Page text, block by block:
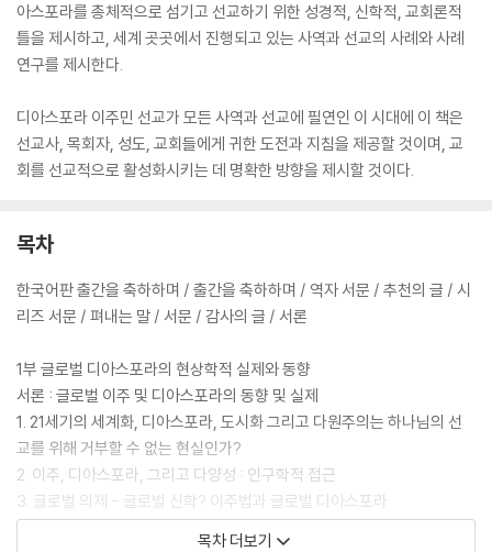
아스포라를 총체적으로 섬기고 선교하기 위한 성경적, 신학적, 교회론적
틀을 제시하고, 세계 곳곳에서 진행되고 있는 사역과 선교의 사례와 사례
연구를 제시한다.
디아스포라 이주민 선교가 모든 사역과 선교에 필연인 이 시대에 이 책은
선교사, 목회자, 성도, 교회들에게 귀한 도전과 지침을 제공할 것이며, 교
회를 선교적으로 활성화시키는 데 명확한 방향을 제시할 것이다.
목차
한국어판 출간을 축하하며 / 출간을 축하하며 / 역자 서문 / 추천의 글 / 시
리즈 서문 / 펴내는 말 / 서문 / 감사의 글 / 서론
1부 글로벌 디아스포라의 현상학적 실제와 동향
서론 : 글로벌 이주 및 디아스포라의 동향 및 실제
1. 21세기의 세계화, 디아스포라, 도시화 그리고 다원주의는 하나님의 선
교를 위해 거부할 수 없는 현실인가?
2. 이주, 디아스포라, 그리고 다양성 : 인구학적 접근
3. 글로벌 의제 - 글로벌 신학? 이주법과 글로벌 디아스포라
4. 이주 현상에 반응하며 : 디아스포라 선교학의 초기 주창자와 로잔 운동
목차 더보기